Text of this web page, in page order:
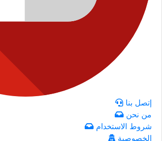
إتصل بنا
من نحن
شروط الاستخدام
الخصوصية